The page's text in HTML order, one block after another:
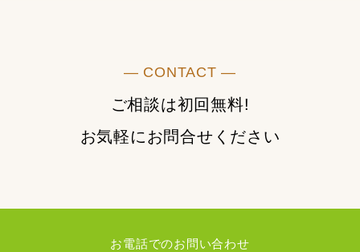
― CONTACT ―
ご相談は初回無料!
お気軽にお問合せください
お電話でのお問い合わせ